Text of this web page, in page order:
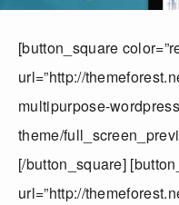
[button_square
url=”http://
multipurpose-
theme/
[/button_square]
url=”http://